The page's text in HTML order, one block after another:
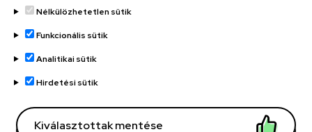
Adatvédelem
Adatvédelem
Régi oldal
Nélkülözhetetlen sütik
Funkcionális sütik
Analitikai sütik
Hirdetési sütik
Kiválasztottak mentése